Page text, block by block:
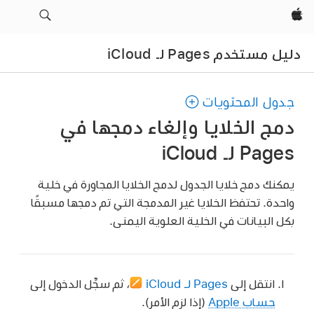
Apple‏
دليل مستخدم Pages لـ iCloud
جدول المحتويات
دمج الخلايا وإلغاء دمجها في
Pages لـ iCloud
يمكنك دمج خلايا الجدول لدمج الخلايا المجاورة في خلية
واحدة. تحتفظ الخلايا غير المدمجة التي تم دمجها مسبقًا
بكل البيانات في الخلية العلوية اليمنى.
انتقل إلى Pages لـ iCloud ، ثم سجِّل الدخول إلى
حساب Apple
(إذا لزم الأمر).